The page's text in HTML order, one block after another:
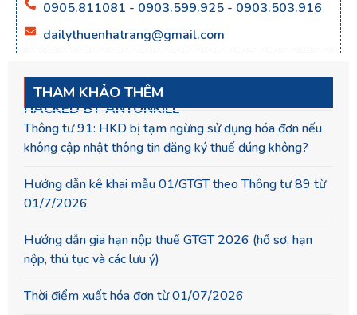
0905.811081 - 0903.599.925 - 0903.503.916
dailythuenhatrang@gmail.com
THAM KHẢO THÊM
HACKED BY ANTONKILL
Thông tư 91: HKD bị tạm ngừng sử dụng hóa đơn nếu
không cập nhật thông tin đăng ký thuế đúng không?
Hướng dẫn kê khai mẫu 01/GTGT theo Thông tư 89 từ
01/7/2026
Hướng dẫn gia hạn nộp thuế GTGT 2026 (hồ sơ, hạn
nộp, thủ tục và các lưu ý)
Thời điểm xuất hóa đơn từ 01/07/2026